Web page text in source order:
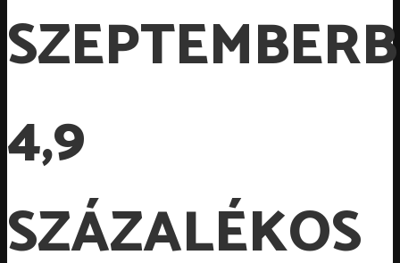
4,9
SZÁZALÉKOS